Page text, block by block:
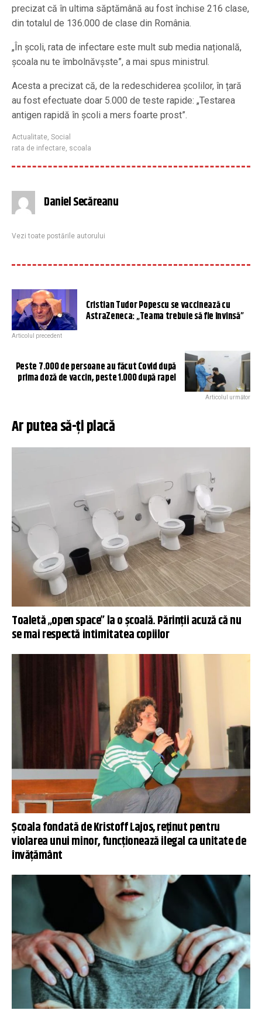
precizat că în ultima săptămână au fost închise 216 clase,
din totalul de 136.000 de clase din România.
„În școli, rata de infectare este mult sub media națională,
școala nu te îmbolnăvșste”, a mai spus ministrul.
Acesta a precizat că, de la redeschiderea școlilor, în țară
au fost efectuate doar 5.000 de teste rapide: „Testarea
antigen rapidă în școli a mers foarte prost”.
Actualitate, Social
rata de infectare, scoala
Daniel Secăreanu
Vezi toate postările autorului
Cristian Tudor Popescu se vaccinează cu
AstraZeneca: „Teama trebuie să fie învinsă”
Articolul precedent
Peste 7.000 de persoane au făcut Covid după
prima doză de vaccin, peste 1.000 după rapel
Articolul următor
Ar putea să-ți placă
Toaletă „open space” la o școală. Părinții acuză că nu
se mai respectă intimitatea copiilor
Școala fondată de Kristoff Lajos, reținut pentru
violarea unui minor, funcționează ilegal ca unitate de
învățământ